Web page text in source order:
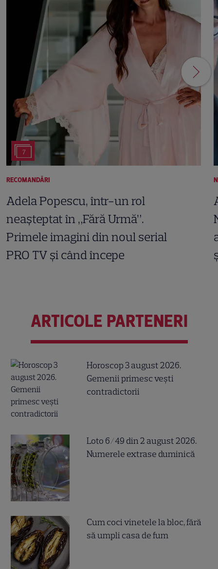
7
RECOMANDĂRI
Adela Popescu, într-un rol
neașteptat în „Fără Urmă”.
Primele imagini din noul serial
PRO TV și când începe
ARTICOLE PARTENERI
Horoscop 3 august 2026.
Gemenii primesc vești
contradictorii
Loto 6/49 din 2 august 2026.
Numerele extrase duminică
Cum coci vinetele la bloc, fără
să umpli casa de fum